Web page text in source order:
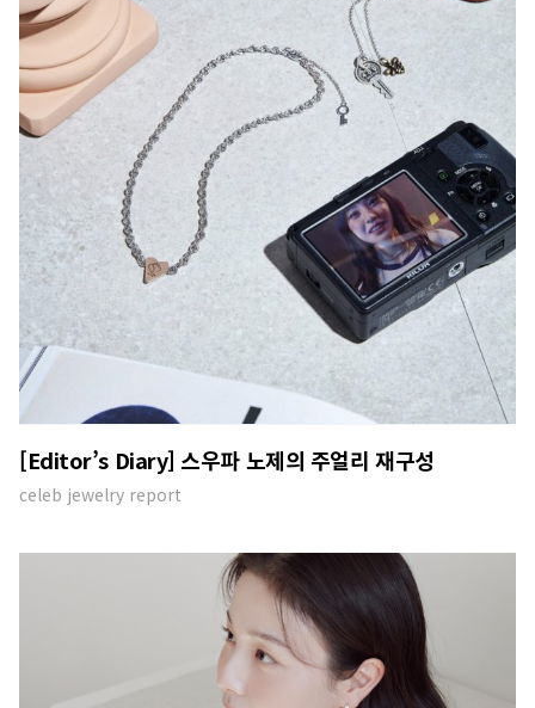
[Editor’s Diary] 스우파 노제의 주얼리 재구성
celeb jewelry report